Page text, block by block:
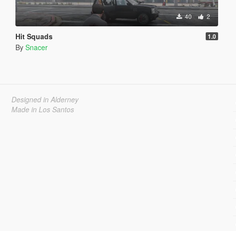
40 2
Hit Squads 1.0
By Snacer
Designed in Alderney
Made in Los Santos